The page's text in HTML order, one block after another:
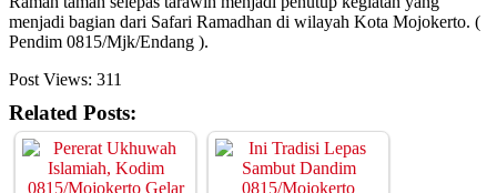
menjadi bagian dari Safari Ramadhan di wilayah Kota Mojokerto. (
Pendim 0815/Mjk/Endang ).
Post Views: 311
Related Posts: